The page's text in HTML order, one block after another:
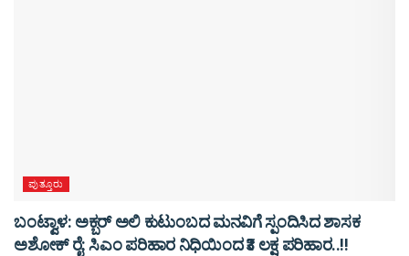
ಪುತ್ತೂರು
ಬಂಟ್ವಾಳ: ಅಕ್ಬರ್ ಅಲಿ ಕುಟುಂಬದ ಮನವಿಗೆ ಸ್ಪಂದಿಸಿದ ಶಾಸಕ
ಅಶೋಕ್ ರೈ: ಸಿಎಂ ಪರಿಹಾರ ನಿಧಿಯಿಂದ ₹3 ಲಕ್ಷ ಪರಿಹಾರ..!!